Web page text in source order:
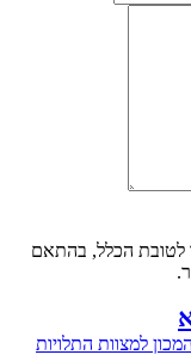
הכלל, בהתאם